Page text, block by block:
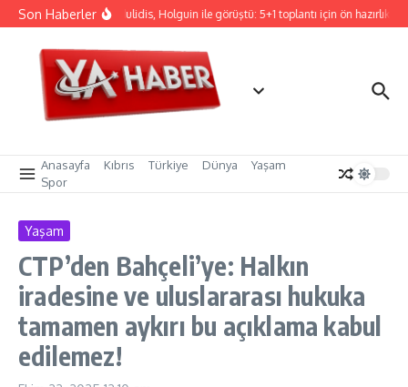
İçeriğe atla
Son HaberlerHristodulidis, Holguin ile görüştü: 5+1 toplantı için ön hazırlık
Anasayfa Kıbrıs Türkiye Dünya
Yaşam
Spor
Yaşam
CTP’den Bahçeli’ye: Halkın
iradesine ve uluslararası hukuka
tamamen aykırı bu açıklama kabul
edilemez!